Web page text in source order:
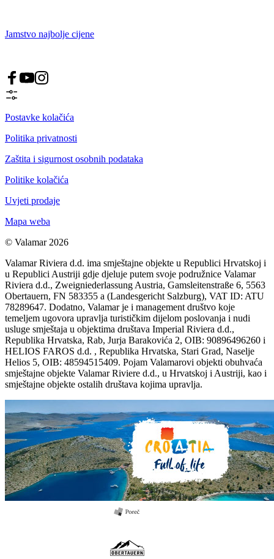
Jamstvo najbolje cijene
Postavke kolačića
Politika privatnosti
Zaštita i sigurnost osobnih podataka
Politike kolačića
Uvjeti prodaje
Mapa weba
© Valamar 2026
Valamar Riviera d.d. ima smještajne objekte u Republici Hrvatskoj i
u Republici Austriji gdje djeluje putem svoje podružnice Valamar
Riviera d.d., Zweigniederlassung Austria, Gamsleitenstraße 6, 5563
Obertauern, FN 583355 a (Landesgericht Salzburg), VAT ID: ATU
78289647. Dodatno, Valamar je i management društvo koje
temeljem ugovora upravlja turističkim dijelom poslovanja i nudi
usluge smještaja u objektima društava Imperial Riviera d.d.,
Republika Hrvatska, Rab, Jurja Barakovića 2, OIB: 90896496260 i
HELIOS FAROS d.d. , Republika Hrvatska, Stari Grad, Naselje
Helios 5, OIB: 48594515409. Pojam Valamarovi objekti obuhvaća
smještajne objekte Valamar Riviere d.d., u Hrvatskoj i Austriji, kao i
smještajne objekte ostalih društava kojima upravlja.